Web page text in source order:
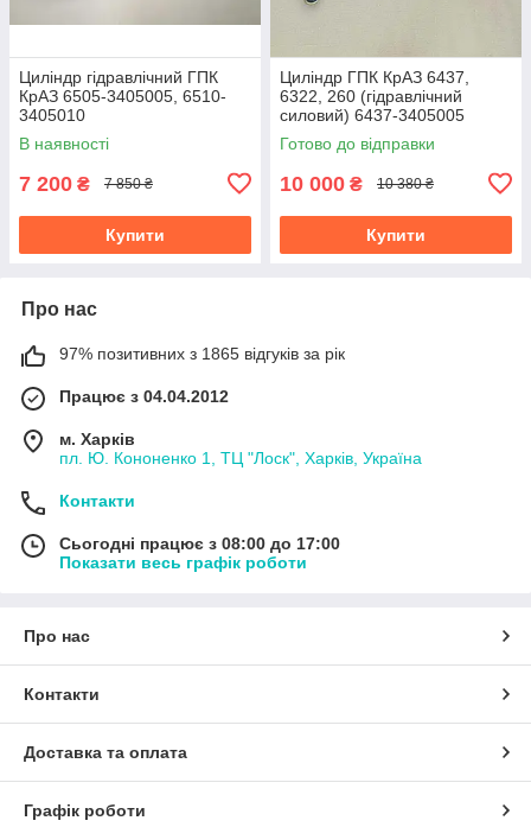
Циліндр гідравлічний ГПК
КрАЗ 6505-3405005, 6510-
3405010
В наявності
7 200 ₴ 7 850 ₴
Купити
Циліндр ГПК КрАЗ 6437,
6322, 260 (гідравлічний
силовий) 6437-3405005
Готово до відправки
10 000 ₴ 10 380 ₴
Купити
Про нас
97% позитивних з 1865 відгуків за рік
Працює з 04.04.2012
м. Харків
пл. Ю. Кононенко 1, ТЦ "Лоск", Харків, Україна
Контакти
Сьогодні працює з 08:00 до 17:00
Показати весь графік роботи
Про нас
Контакти
Доставка та оплата
Графік роботи